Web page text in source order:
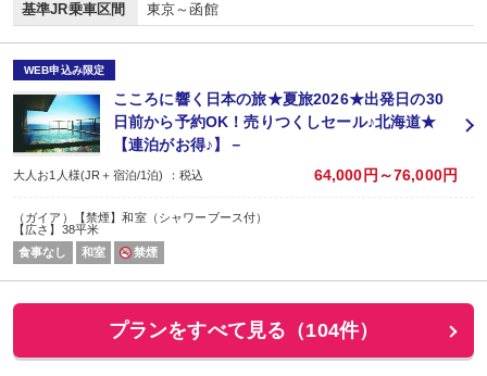
基準JR乗車区間 東京～函館
WEB申込み限定
こころに響く日本の旅★夏旅2026★出発日の30
日前から予約OK！売りつくしセール♪北海道★
【連泊がお得♪】－
大人お1人様(JR＋宿泊/1泊) ：税込 64,000円～76,000円
（ガイア）【禁煙】和室（シャワーブース付）
【広さ】38平米
食事なし
和室 禁煙
プランをすべて見る（104件）